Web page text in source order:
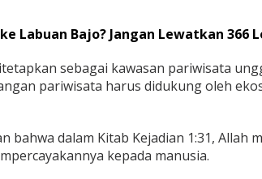
Labuan Bajo? Jangan Lewatkan 366
sebagai kawasan pariwisata
pariwisata harus didukung oleh
bahwa dalam Kitab Kejadian 1:31, Allah
kepada manusia.